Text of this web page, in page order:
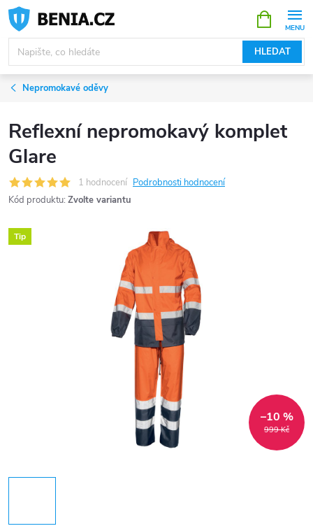
Přejít
obsah
HLEDAT
NÁKUPNÍ
KOŠÍK
Nepromokavé oděvy
Reflexní nepromokavý komplet
Glare
1 hodnocení Podrobnosti hodnocení
Kód produktu: Zvolte variantu
Tip
999 Kč
–10 %